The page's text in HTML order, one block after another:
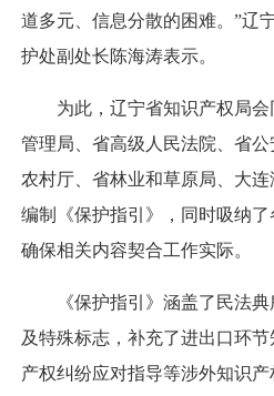
道多元、信息分散的困难。”辽
护处副处长陈海涛表示。
为此，辽宁省知识产权局
管理局、省高级人民法院、省
农村厅、省林业和草原局、大连
编制《保护指引》，同时吸纳了
确保相关内容契合工作实际。
《保护指引》涵盖了民法
及特殊标志，补充了进出口环
产权纠纷应对指导等涉外知识